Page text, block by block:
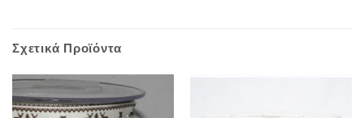
Σχετικά Προϊόντα